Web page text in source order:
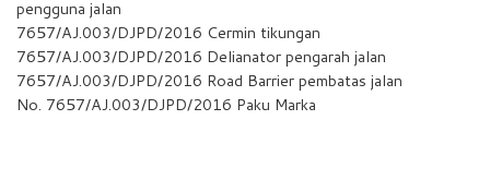
pengguna jalan
7657/AJ.003/DJPD/2016 Cermin tikungan
7657/AJ.003/DJPD/2016 Delianator pengarah jalan
7657/AJ.003/DJPD/2016 Road Barrier pembatas jalan
No. 7657/AJ.003/DJPD/2016 Paku Marka